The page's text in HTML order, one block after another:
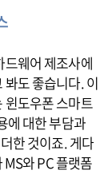
드웨어 제조사에
도 좋습니다. 이
윈도우폰 스마트
에 대한 부담과
한 것이죠. 게다
와 PC 플랫폼